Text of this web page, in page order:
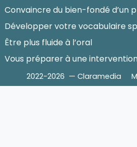
Convaincre du bien-fondé d’un
Développer votre vocabulaire
Être plus fluide à l’oral
Vous préparer à une
2022-2026 — Claramedia